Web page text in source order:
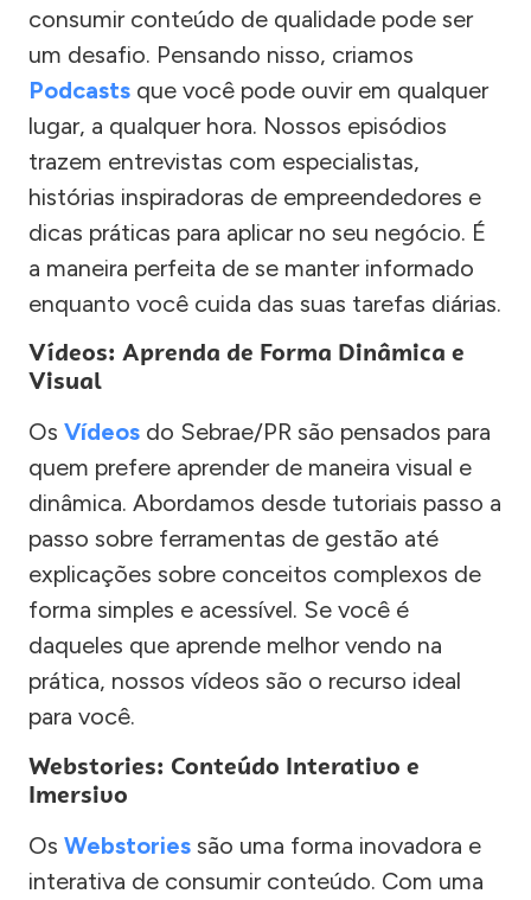
consumir conteúdo de qualidade pode ser
um desafio. Pensando nisso, criamos
Podcasts que você pode ouvir em qualquer
lugar, a qualquer hora. Nossos episódios
trazem entrevistas com especialistas,
histórias inspiradoras de empreendedores e
dicas práticas para aplicar no seu negócio. É
a maneira perfeita de se manter informado
enquanto você cuida das suas tarefas diárias.
Vídeos: Aprenda de Forma Dinâmica e
Visual
Os Vídeos do Sebrae/PR são pensados para
quem prefere aprender de maneira visual e
dinâmica. Abordamos desde tutoriais passo a
passo sobre ferramentas de gestão até
explicações sobre conceitos complexos de
forma simples e acessível. Se você é
daqueles que aprende melhor vendo na
prática, nossos vídeos são o recurso ideal
para você.
Webstories: Conteúdo Interativo e
Imersivo
Os Webstories são uma forma inovadora e
interativa de consumir conteúdo. Com uma